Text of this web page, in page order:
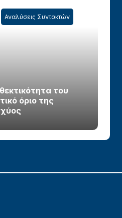
Αναλύσεις Συντακτών
του
όριο της